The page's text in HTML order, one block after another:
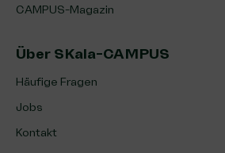
CAMPUS-Magazin
Über SKala-CAMPUS
Häufige Fragen
Jobs
Kontakt